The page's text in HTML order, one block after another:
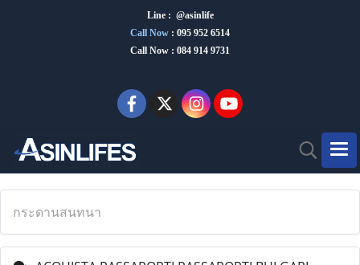
Line : @asinlife
Call Now : 095 952 6514
Call Now : 084 914 9731
กระดานสนทนา